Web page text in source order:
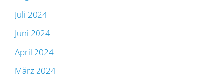
Juli 2024
Juni 2024
April 2024
März 2024